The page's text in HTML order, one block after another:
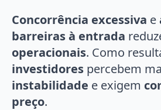
Concorrência excessiva e
barreiras à entrada
operacionais. Como
investidores percebem
instabilidade e exigem
preço.